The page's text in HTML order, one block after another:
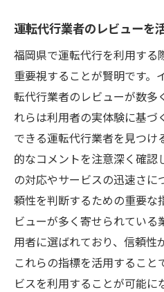
地域密着型の運転代
安全性を左右する運転
認の重要性
ライセンスの有無
不正業者を避ける
ライセンス更新の
公式機関による認
ライセンス番号を
ライセンス取得が
運転代行の安全性向上
割
運転代行業者のレビューを
福岡県で運転代行を利用する
重要視することが賢明です。
転代行業者のレビューが数多
れらは利用者の実体験に基づ
できる運転代行業者を見つ
的なコメントを注意深く確認
の対応やサービスの迅速さ
頼性を判断するための重要な
ビューが多く寄せられてい
用者に選ばれており、信頼性
これらの指標を活用すること
ビスを利用することが可能に